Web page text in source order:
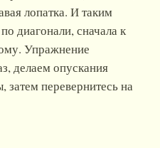
лопатка. И таким
диагонали, сначала к
Упражнение
делаем опускания
перевернитесь на